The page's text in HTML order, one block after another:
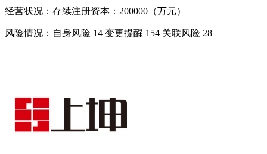
经营状况：存续注册资本：200000（万元）
风险情况：自身风险 14 变更提醒 154 关联风险 28